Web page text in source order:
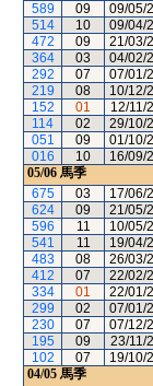
589
09 09/05/
514
10 09/04/
472
09 21/03/
364
03 04/02/
292
07 07/01/
219
08 10/12/
152
01 12/11/
114
02 29/10/
051
09 01/10/
016
10 16/09/
05/06 馬季
675
03 17/06/
624
09 21/05/
596
11 10/05/
541
11 19/04/
483
08 26/03/
412
07 22/02/
334
01 22/01/
299
02 07/01/
230
07 07/12/
195
09 23/11/
102
07 19/10/
04/05 馬季